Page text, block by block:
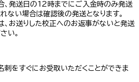
発送日の12時までにご入金時のみ発送
ない場合は確認後の発送となります。
お送りした校正へのお返事がないと発送
い。
刺をすぐにお受取いただくことができま